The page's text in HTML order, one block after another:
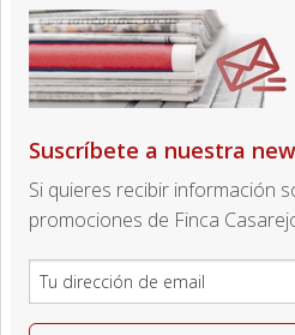
Suscríbete a nuestra
Si quieres recibir información
promociones de Finca